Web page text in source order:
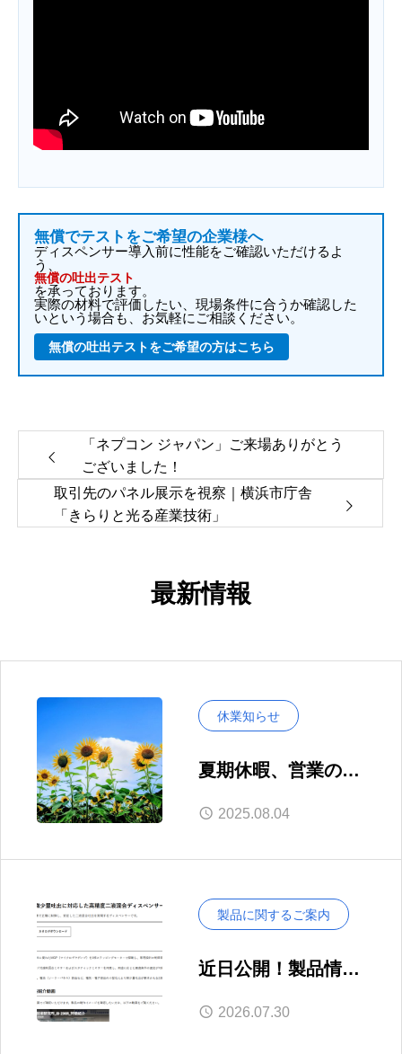
無償でテストをご希望の企業様へ
ディスペンサー導入前に性能をご確認いただけるよ
う、
無償の吐出テスト
を承っております。
実際の材料で評価したい、現場条件に合うか確認した
いという場合も、お気軽にご相談ください。
無償の吐出テストをご希望の方はこちら
「ネプコン ジャパン」ご来場ありがとう
ございました！
取引先のパネル展示を視察｜横浜市庁舎
「きらりと光る産業技術」
最新情報
休業知らせ
夏期休暇、営業のお
知らせ
2025.08.04
製品に関するご案内
近日公開！製品情報
ページをリニューア
2026.07.30